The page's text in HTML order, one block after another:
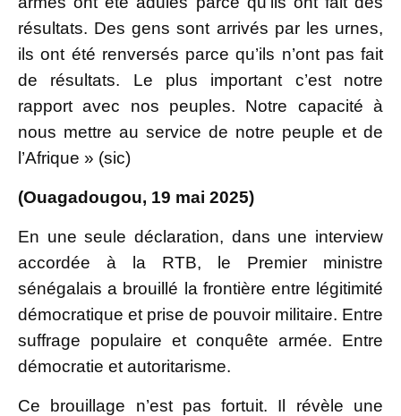
résultats. Des gens sont arrivés par les urnes,
ils ont été renversés parce qu’ils n’ont pas fait
de résultats. Le plus important c’est notre
rapport avec nos peuples. Notre capacité à
nous mettre au service de notre peuple et de
l’Afrique » (sic)
(Ouagadougou, 19 mai 2025)
En une seule déclaration, dans une interview
accordée à la RTB, le Premier ministre
sénégalais a brouillé la frontière entre légitimité
démocratique et prise de pouvoir militaire. Entre
suffrage populaire et conquête armée. Entre
démocratie et autoritarisme.
Ce brouillage n’est pas fortuit. Il révèle une